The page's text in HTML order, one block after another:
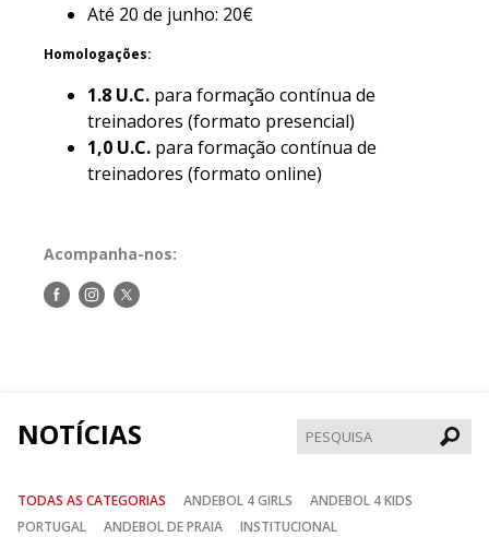
Até 20 de junho: 20€
Homologações:
1.8 U.C. para formação contínua de
treinadores (formato presencial)
1,0 U.C. para formação contínua de
treinadores (formato online)
Acompanha-nos:
Siga-Siga-Siga-
NOTÍCIAS
TODAS AS CATEGORIAS ANDEBOL 4 GIRLS
ANDEBOL 4 KIDS
PORTUGAL
ANDEBOL DE PRAIA
INSTITUCIONAL